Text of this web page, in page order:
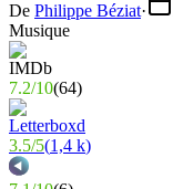
De Philippe Béziat·
Musique
7.2/10(64)
3.5/5(1,4 k)